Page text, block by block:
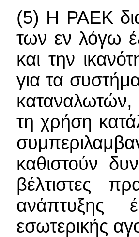
(5) Η ΡΑΕΚ
των εν λόγω
και την
για τα
τη χρήση
καθιστούν
βέλτιστες
ανάπτυξης
εσωτερικής